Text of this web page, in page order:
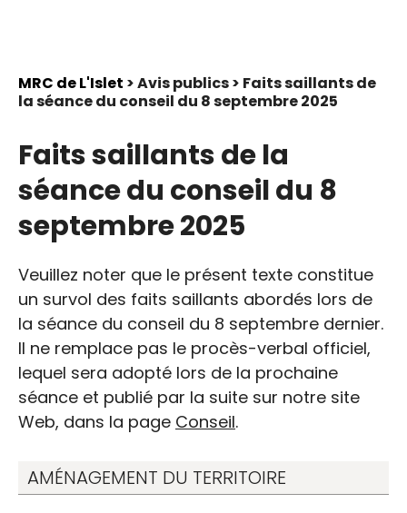
MRC de L'Islet > Avis publics > Faits saillants de
la séance du conseil du 8 septembre 2025
Faits saillants de la
séance du conseil du 8
septembre 2025
Veuillez noter que le présent texte constitue
un survol des faits saillants abordés lors de
la séance du conseil du 8 septembre dernier.
Il ne remplace pas le procès-verbal officiel,
lequel sera adopté lors de la prochaine
séance et publié par la suite sur notre site
Web, dans la page Conseil.
AMÉNAGEMENT DU TERRITOIRE